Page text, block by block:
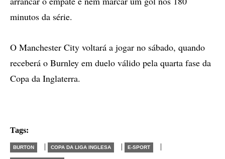
minutos da série.
O Manchester City voltará a jogar no sábado, quando
receberá o Burnley em duelo válido pela quarta fase da
Copa da Inglaterra.
Tags:
BURTON | COPA DA LIGA INGLESA | E-SPORT |